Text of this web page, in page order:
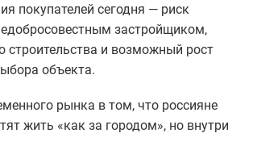
покупателей сегодня — риск
застройщиком,
строительства и возможный рост
объекта.
рынка в том, что россияне
жить «как за городом», но внутри